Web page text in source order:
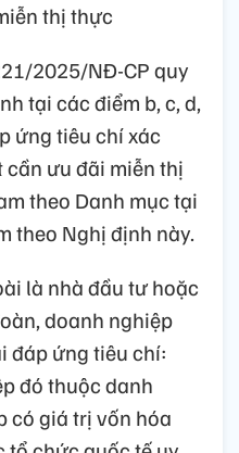
thị thực
2025/NĐ-CP quy
tại các điểm b, c, d,
ứng tiêu chí xác
ưu đãi miễn thị
theo Danh mục tại
theo Nghị định này.
là nhà đầu tư hoặc
doanh nghiệp
đáp ứng tiêu chí:
đó thuộc danh
có giá trị vốn hóa